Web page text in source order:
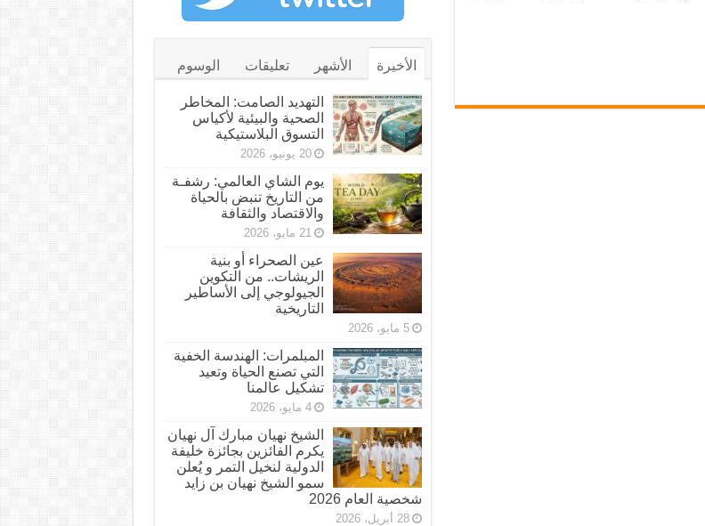
الأخيرة الأشهر تعليقات الوسوم
التهديد الصامت: المخاطر
الصحية والبيئية لأكياس
التسوق البلاستيكية
20 يونيو، 2026
يوم الشاي العالمي: رشفـة
من التاريخ تنبض بالحياة
والاقتصاد والثقافة
21 مايو، 2026
عين الصحراء أو بنية
الريشات.. من التكوين
الجيولوجي إلى الأساطير
التاريخية
5 مايو، 2026
المبلمرات: الهندسة الخفية
التي تصنع الحياة وتعيد
تشكيل عالمنا
4 مايو، 2026
الشيخ نهيان مبارك آل نهيان
يكرم الفائزين بجائزة خليفة
الدولية لنخيل التمر و يُعلن
سمو الشيخ نهيان بن زايد
شخصية العام 2026
28 أبريل، 2026